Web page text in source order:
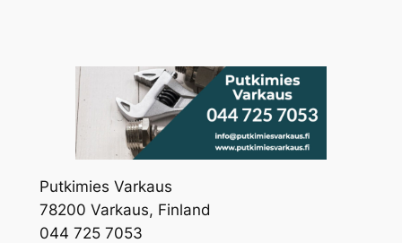
Putkimies Varkaus
78200 Varkaus, Finland
044 725 7053